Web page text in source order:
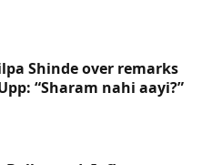
Shinde over remarks
“Sharam nahi aayi?”